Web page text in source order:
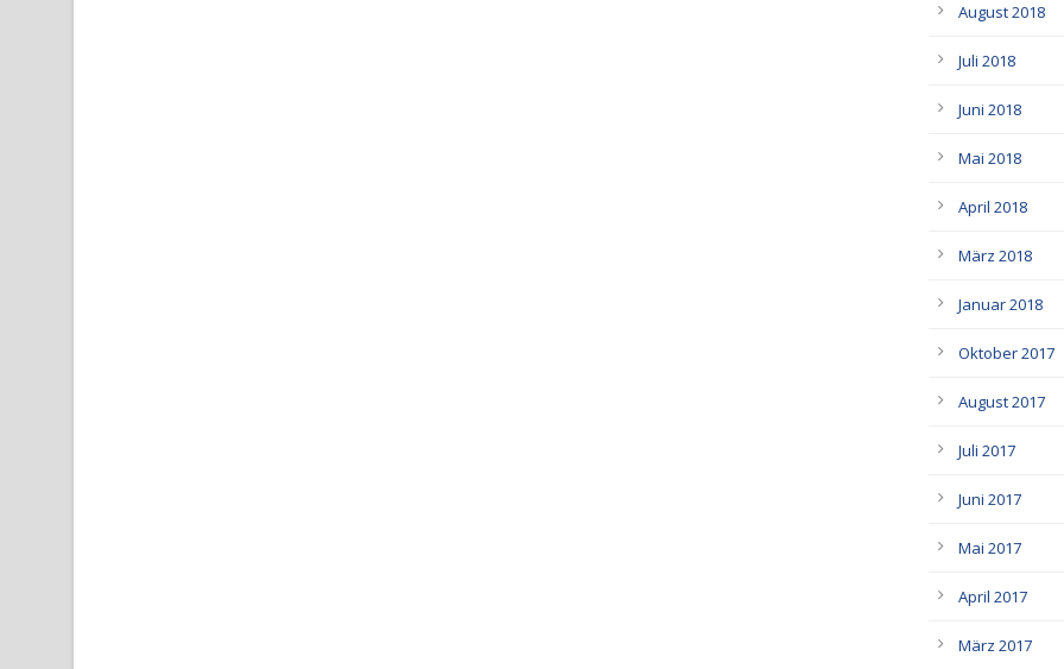
August 2018
Juli 2018
Juni 2018
Mai 2018
April 2018
März 2018
Januar 2018
Oktober 2017
August 2017
Juli 2017
Juni 2017
Mai 2017
April 2017
März 2017